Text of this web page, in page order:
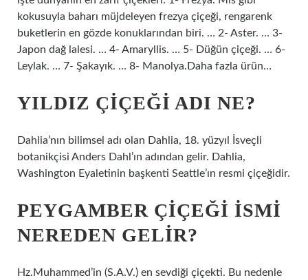
kokusuyla baharı müjdeleyen frezya çiçeği, rengarenk
buketlerin en gözde konuklarından biri. … 2- Aster. … 3-
Japon dağ lalesi. … 4- Amaryllis. … 5- Düğün çiçeği. … 6-
Leylak. … 7- Şakayık. … 8- Manolya.Daha fazla ürün…
YILDIZ ÇIÇEĞI ADI NE?
Dahlia’nın bilimsel adı olan Dahlia, 18. yüzyıl İsveçli
botanikçisi Anders Dahl’ın adından gelir. Dahlia,
Washington Eyaletinin başkenti Seattle’ın resmi çiçeğidir.
PEYGAMBER ÇIÇEĞI ISMI
NEREDEN GELIR?
Hz.Muhammed’in (S.A.V.) en sevdiği çiçekti. Bu nedenle